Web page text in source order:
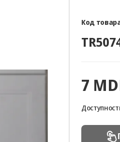
Код
7